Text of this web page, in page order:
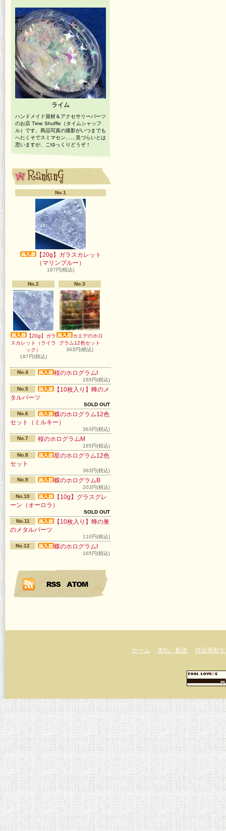
ライム
ハンドメイド資材＆アクセサリーパーツ
のお店 Time Shuffle（タイムシャッフ
ル）です。商品写真の撮影がいつまでも
へたくそでスミマセン……見づらいとは
思いますが、ごゆっくりどうぞ！
No.1
【20g】ガラスカレット
（マリンブルー）
187円(税込)
No.2
【20g】ガラ
スカレット（ライラ
ック）
187円(税込)
No.3
カエデのホロ
グラム12色セット
363円(税込)
No.4 桜のホログラムI
165円(税込)
No.5
【10枚入り】蜂のメ
タルパーツ
SOLD OUT
No.6
蝶のホログラム12色
セット（ミルキー）
363円(税込)
No.7
桜のホログラムM
165円(税込)
No.8
星のホログラム12色
セット
363円(税込)
No.9
蝶のホログラムB
203円(税込)
No.10
【10g】グラスグレ
ーン（オーロラ）
SOLD OUT
No.11
【10枚入り】蜂の巣
のメタルパーツ
110円(税込)
No.12
蝶のホログラムI
165円(税込)
ホーム 支払・配送 特定商取